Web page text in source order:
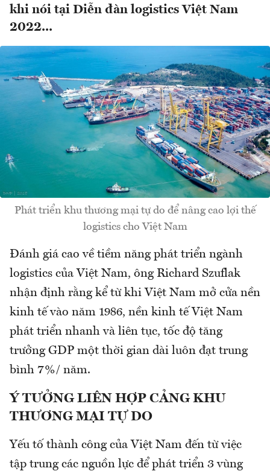
khi nói tại Diễn đàn logistics Việt Nam
2022...
Phát triển khu thương mại tự do để nâng cao lợi thế
logistics cho Việt Nam
Đánh giá cao về tiềm năng phát triển ngành
logistics của Việt Nam, ông Richard Szuflak
nhận định rằng kể từ khi Việt Nam mở cửa nền
kinh tế vào năm 1986, nền kinh tế Việt Nam
phát triển nhanh và liên tục, tốc độ tăng
trưởng GDP một thời gian dài luôn đạt trung
bình 7%/ năm.
Ý TƯỞNG LIÊN HỢP CẢNG KHU
THƯƠNG MẠI TỰ DO
Yếu tố thành công của Việt Nam đến từ việc
tập trung các nguồn lực để phát triển 3 vùng